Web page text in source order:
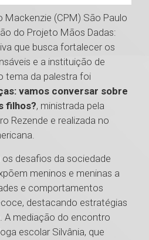
Mackenzie (CPM) São Paulo
do Projeto Mãos Dadas:
que busca fortalecer os
e a instituição de
tema da palestra foi
vamos conversar sobre
filhos?, ministrada pela
Rezende e realizada no
desafios da sociedade
meninos e meninas a
e comportamentos
destacando estratégias
A mediação do encontro
escolar Silvânia, que